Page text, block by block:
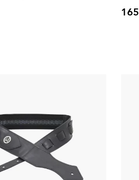
dans son Sac à dos déperlant.
Prix